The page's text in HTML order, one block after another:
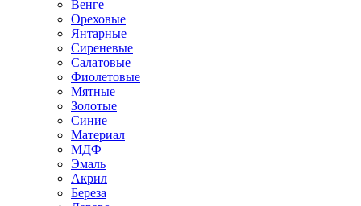
Венге
Ореховые
Янтарные
Сиреневые
Салатовые
Фиолетовые
Мятные
Золотые
Синие
Материал
МДФ
Эмаль
Акрил
Береза